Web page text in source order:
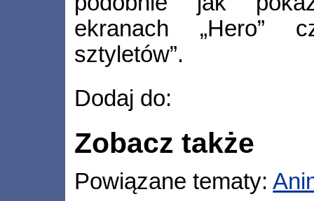
ekranach „Hero”
sztyletów”.
Dodaj do:
Zobacz także
Powiązane tematy: